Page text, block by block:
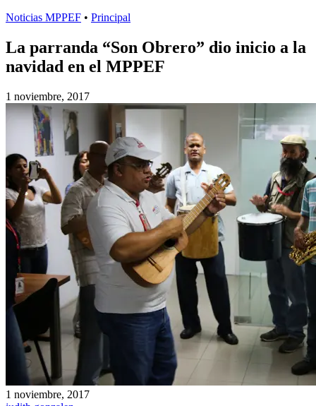
Noticias MPPEF • Principal
La parranda “Son Obrero” dio inicio a la
navidad en el MPPEF
1 noviembre, 2017
1 noviembre, 2017